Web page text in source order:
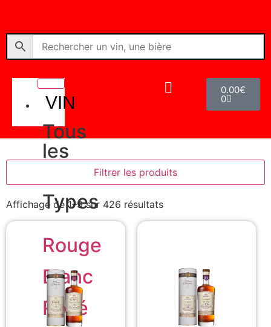
VIN
Tous
les
Types
Rouge
Blanc
Rosé
0.00€
0
Filtrer les produits
Affichage de 1–9 sur 426 résultats